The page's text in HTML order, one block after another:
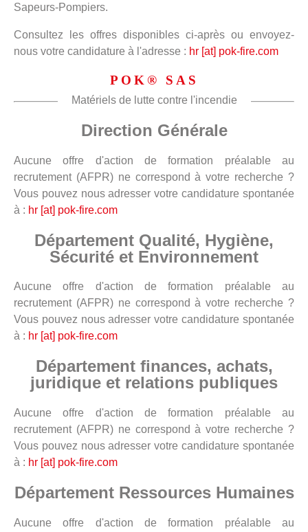
Sapeurs-Pompiers.
Consultez les offres disponibles ci-après ou envoyez-
nous votre candidature à l'adresse : hr [at] pok-fire.com
POK® SAS
Matériels de lutte contre l'incendie
Direction Générale
Aucune offre d'action de formation préalable au
recrutement (AFPR) ne correspond à votre recherche ?
Vous pouvez nous adresser votre candidature spontanée
à : hr [at] pok-fire.com
Département Qualité, Hygiène,
Sécurité et Environnement
Aucune offre d'action de formation préalable au
recrutement (AFPR) ne correspond à votre recherche ?
Vous pouvez nous adresser votre candidature spontanée
à : hr [at] pok-fire.com
Département finances, achats,
juridique et relations publiques
Aucune offre d'action de formation préalable au
recrutement (AFPR) ne correspond à votre recherche ?
Vous pouvez nous adresser votre candidature spontanée
à : hr [at] pok-fire.com
Département Ressources Humaines
Aucune offre d'action de formation préalable au